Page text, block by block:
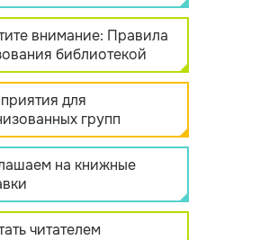
внимание: Правила
библиотекой
для
групп
на книжные
читателем